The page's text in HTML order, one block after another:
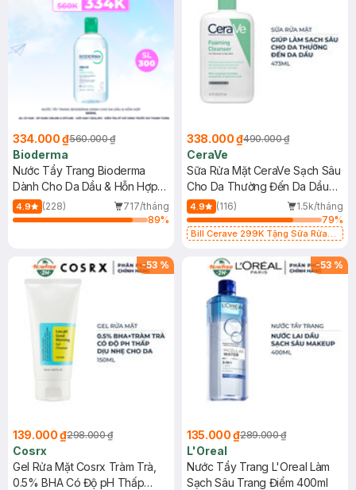
334.000 ₫560.000 ₫
Bioderma
Nước Tẩy Trang Bioderma
Dành Cho Da Dầu & Hỗn Hợp
500ml
4.9 (228)
717/tháng
89%
338.000 ₫490.000 ₫
CeraVe
Sữa Rửa Mặt CeraVe Sạch Sâu
Cho Da Thường Đến Da Dầu
473ml
4.9 (116)
1.5k/tháng
79%
Bill Cerave 299K Tặng Sữa Rửa
-53 %
139.000 ₫298.000 ₫
Cosrx
Gel Rửa Mặt Cosrx Tràm Trà,
0.5% BHA Có Độ pH Thấp
-53 %
135.000 ₫289.000 ₫
L'Oreal
Nước Tẩy Trang L'Oreal Làm
Sạch Sâu Trang Điểm 400ml